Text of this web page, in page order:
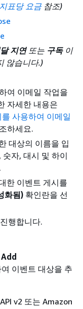
표당 요금참조)
지연또는 구독이
않습니다.)
여 이메일 작업을
자세한 내용은
사용하여 이메일
하세요.
대상의 이름을 입
자, 대시 및 하이
한 이벤트 게시를
화됨) 확인란을 선
행합니다.
Add
이벤트 대상을 추
v2 또는 Amazon